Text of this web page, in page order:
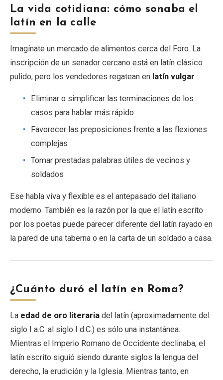
La vida cotidiana: cómo sonaba el
latín en la calle
Imagínate un mercado de alimentos cerca del Foro. La
inscripción de un senador cercano está en latín clásico
pulido; pero los vendedores regatean en latín vulgar :
Eliminar o simplificar las terminaciones de los
casos para hablar más rápido
Favorecer las preposiciones frente a las flexiones
complejas
Tomar prestadas palabras útiles de vecinos y
soldados
Ese habla viva y flexible es el antepasado del italiano
moderno. También es la razón por la que el latín escrito
por los poetas puede parecer diferente del latín rayado en
la pared de una taberna o en la carta de un soldado a casa.
¿Cuánto duró el latín en Roma?
La edad de oro literaria del latín (aproximadamente del
siglo I a.C. al siglo I d.C.) es sólo una instantánea.
Mientras el Imperio Romano de Occidente declinaba, el
latín escrito siguió siendo durante siglos la lengua del
derecho, la erudición y la Iglesia. Mientras tanto, en